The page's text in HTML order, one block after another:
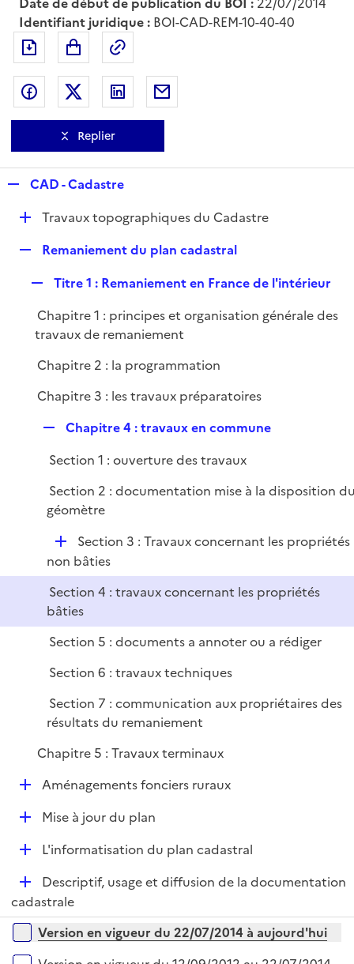
Identifiant juridique : BOI-CAD-REM-10-40-40
Exporter le document au format pdf
Partager sur Facebook
Partager sur Twitter
Partager sur LinkedIn
Replier
p
CAD - Cadastre
D
e
r
Travaux topographiques du Cadastre
p
e
r
Remaniement du plan cadastral
p
l
i
r
Titre 1 : Remaniement en France de l'intérieur
Chapitre 1 : principes et organisation générale des
travaux de remaniement
Chapitre 2 : la programmation
Chapitre 3 : les travaux préparatoires
p
i
r
Chapitre 4 : travaux en commune
Section 1 : ouverture des travaux
Section 2 : documentation mise à la disposition
géomètre
D
é
p
l
i
e
Section 3 : Travaux concernant les propriétés
non bâties
Section 4 : travaux concernant les propriétés
bâties
Section 5 : documents a annoter ou a rédiger
Section 6 : travaux techniques
Section 7 : communication aux propriétaires des
résultats du remaniement
Chapitre 5 : Travaux terminaux
D
r
Aménagements fonciers ruraux
D
e
r
Mise à jour du plan
D
l
e
L'informatisation du plan cadastral
D
é
p
Descriptif, usage et diffusion de la documentation
cadastrale
Versions sur la période
Version en vigueur du 22/07/2014 à aujourd'hui